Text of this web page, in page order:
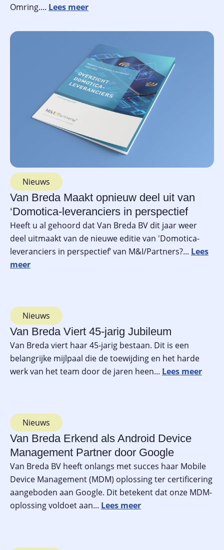
Omring....
Nieuws
Van Breda Maakt opnieuw deel uit van
‘Domotica-leveranciers in perspectief
Heeft u al gehoord dat Van Breda BV dit jaar weer
deel uitmaakt van de nieuwe editie van 'Domotica-
leveranciers in perspectief’ van M&I/Partners?...
Nieuws
Van Breda Viert 45-jarig Jubileum
Van Breda viert haar 45-jarig bestaan. Dit is een
belangrijke mijlpaal die de toewijding en het harde
werk van het team door de jaren heen...
Nieuws
Van Breda Erkend als Android Device
Management Partner door Google
Van Breda BV heeft onlangs met succes haar Mobile
Device Management (MDM) oplossing ter certificering
aangeboden aan Google. Dit betekent dat onze MDM-
oplossing voldoet aan...